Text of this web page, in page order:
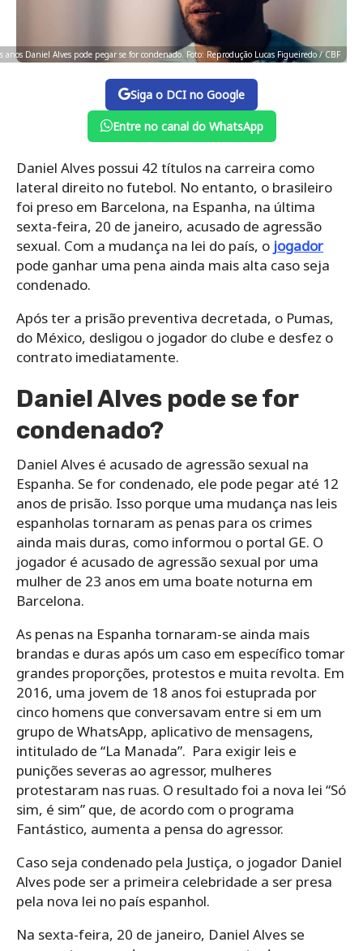
Daniel Alves pode pegar se for condenado. Foto: Reprodução Lucas Figueiredo / CBF
Siga o DCI no Google
Entre no canal do WhatsApp
Daniel Alves possui 42 títulos na carreira como
lateral direito no futebol. No entanto, o brasileiro
foi preso em Barcelona, na Espanha, na última
sexta-feira, 20 de janeiro, acusado de agressão
sexual. Com a mudança na lei do país, o jogador
pode ganhar uma pena ainda mais alta caso seja
condenado.
Após ter a prisão preventiva decretada, o Pumas,
do México, desligou o jogador do clube e desfez o
contrato imediatamente.
Daniel Alves pode se for
condenado?
Daniel Alves é acusado de agressão sexual na
Espanha. Se for condenado, ele pode pegar até 12
anos de prisão. Isso porque uma mudança nas leis
espanholas tornaram as penas para os crimes
ainda mais duras, como informou o portal GE. O
jogador é acusado de agressão sexual por uma
mulher de 23 anos em uma boate noturna em
Barcelona.
As penas na Espanha tornaram-se ainda mais
brandas e duras após um caso em específico tomar
grandes proporções, protestos e muita revolta. Em
2016, uma jovem de 18 anos foi estuprada por
cinco homens que conversavam entre si em um
grupo de WhatsApp, aplicativo de mensagens,
intitulado de “La Manada”. Para exigir leis e
punições severas ao agressor, mulheres
protestaram nas ruas. O resultado foi a nova lei “Só
sim, é sim” que, de acordo com o programa
Fantástico, aumenta a pensa do agressor.
Caso seja condenado pela Justiça, o jogador Daniel
Alves pode ser a primeira celebridade a ser presa
pela nova lei no país espanhol.
Na sexta-feira, 20 de janeiro, Daniel Alves se